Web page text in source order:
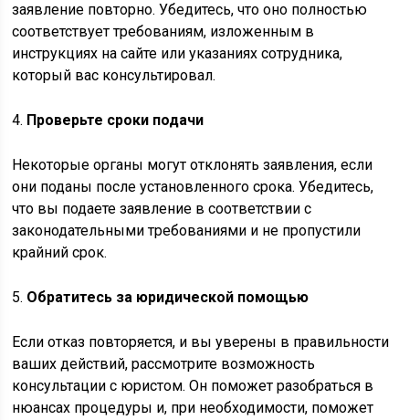
заявление повторно. Убедитесь, что оно полностью
соответствует требованиям, изложенным в
инструкциях на сайте или указаниях сотрудника,
который вас консультировал.
4. Проверьте сроки подачи
Некоторые органы могут отклонять заявления, если
они поданы после установленного срока. Убедитесь,
что вы подаете заявление в соответствии с
законодательными требованиями и не пропустили
крайний срок.
5. Обратитесь за юридической помощью
Если отказ повторяется, и вы уверены в правильности
ваших действий, рассмотрите возможность
консультации с юристом. Он поможет разобраться в
нюансах процедуры и, при необходимости, поможет